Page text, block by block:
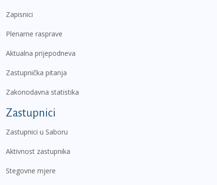
Zapisnici
Plenarne rasprave
Aktualna prijepodneva
Zastupnička pitanja
Zakonodavna statistika
Zastupnici
Zastupnici u Saboru
Aktivnost zastupnika
Stegovne mjere